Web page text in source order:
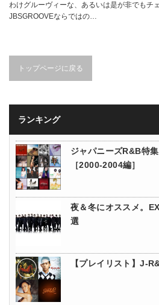
わけグルーヴィーな、あるいは是が非でもチ
JBSGROOVEならではの…
トップページに戻る
ランキング
ジャパニーズR&B特
［2000-2004編］
夜＆冬にオススメ。
選
【プレイリスト】J-